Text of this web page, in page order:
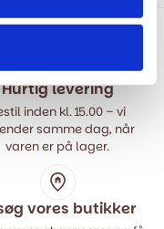
kr..
kr..
Hurtig levering
inden kl. 15.00 – vi
samme dag, når
varen er på lager.
vores butikker